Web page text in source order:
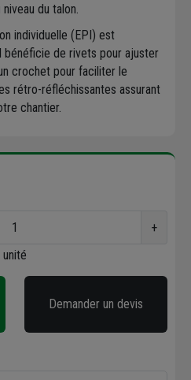
niveau du talon.
individuelle (EPI) est
bénéficie de rivets pour ajuster
crochet pour faciliter le
rétro-réfléchissantes assurant
chantier.
+
unité
Demander un devis